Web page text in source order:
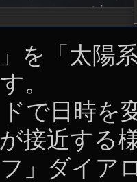
」を「太陽
。
で日時を
接近する
フ」ダイ